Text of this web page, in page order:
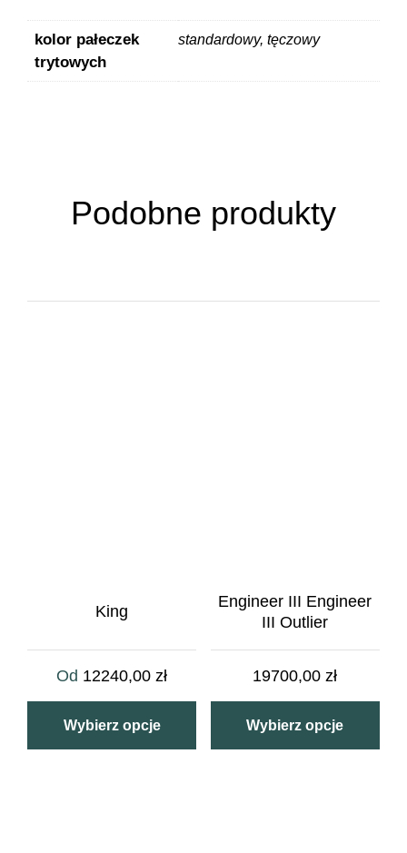
kolor pałeczek
trytowych
standardowy, tęczowy
Podobne produkty
King
Od 12240,00zł
Wybierz opcje
Engineer III Engineer
III Outlier
19700,00zł
Wybierz opcje